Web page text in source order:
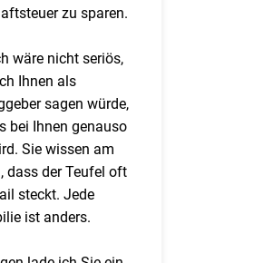
zu sparen.
wäre nicht seriös,
Ihnen als
sagen würde,
bei Ihnen genauso
Sie wissen am
dass der Teufel oft
steckt. Jede
ist anders.